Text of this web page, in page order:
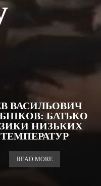
ВАСИЛЬОВИЧ
БАТЬКО
НИЗЬКИХ
ТЕМПЕРАТУР
READ MORE